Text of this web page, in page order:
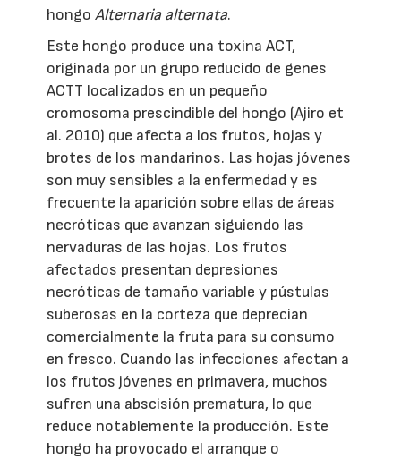
hongoAlternaria alternata.
Este hongo produce una toxina ACT,
originada por un grupo reducido de genes
ACTT localizados en un pequeño
cromosoma prescindible del hongo (Ajiro et
al. 2010) que afecta a los frutos, hojas y
brotes de los mandarinos. Las hojas jóvenes
son muy sensibles a la enfermedad y es
frecuente la aparición sobre ellas de áreas
necróticas que avanzan siguiendo las
nervaduras de las hojas. Los frutos
afectados presentan depresiones
necróticas de tamaño variable y pústulas
suberosas en la corteza que deprecian
comercialmente la fruta para su consumo
en fresco. Cuando las infecciones afectan a
los frutos jóvenes en primavera, muchos
sufren una abscisión prematura, lo que
reduce notablemente la producción. Este
hongo ha provocado el arranque o